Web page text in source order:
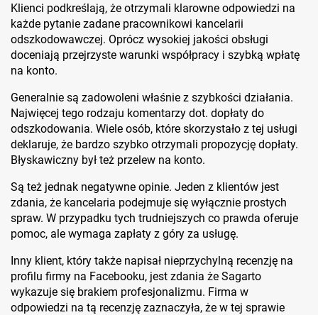
Klienci podkreślają, że otrzymali klarowne odpowiedzi na
każde pytanie zadane pracownikowi kancelarii
odszkodowawczej. Oprócz wysokiej jakości obsługi
doceniają przejrzyste warunki współpracy i szybką wpłatę
na konto.
Generalnie są zadowoleni właśnie z szybkości działania.
Najwięcej tego rodzaju komentarzy dot. dopłaty do
odszkodowania. Wiele osób, które skorzystało z tej usługi
deklaruje, że bardzo szybko otrzymali propozycję dopłaty.
Błyskawiczny był też przelew na konto.
Są też jednak negatywne opinie. Jeden z klientów jest
zdania, że kancelaria podejmuje się wyłącznie prostych
spraw. W przypadku tych trudniejszych co prawda oferuje
pomoc, ale wymaga zapłaty z góry za usługę.
Inny klient, który także napisał nieprzychylną recenzję na
profilu firmy na Facebooku, jest zdania że Sagarto
wykazuje się brakiem profesjonalizmu. Firma w
odpowiedzi na tą recenzję zaznaczyła, że w tej sprawie